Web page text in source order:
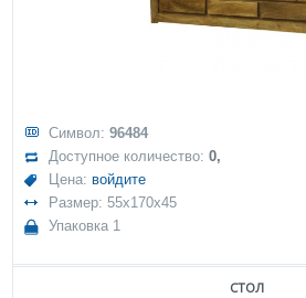
Символ:96484
Доступное количество:0,
Цена: войдите
Размер: 55x170x45
Упаковка 1
стол